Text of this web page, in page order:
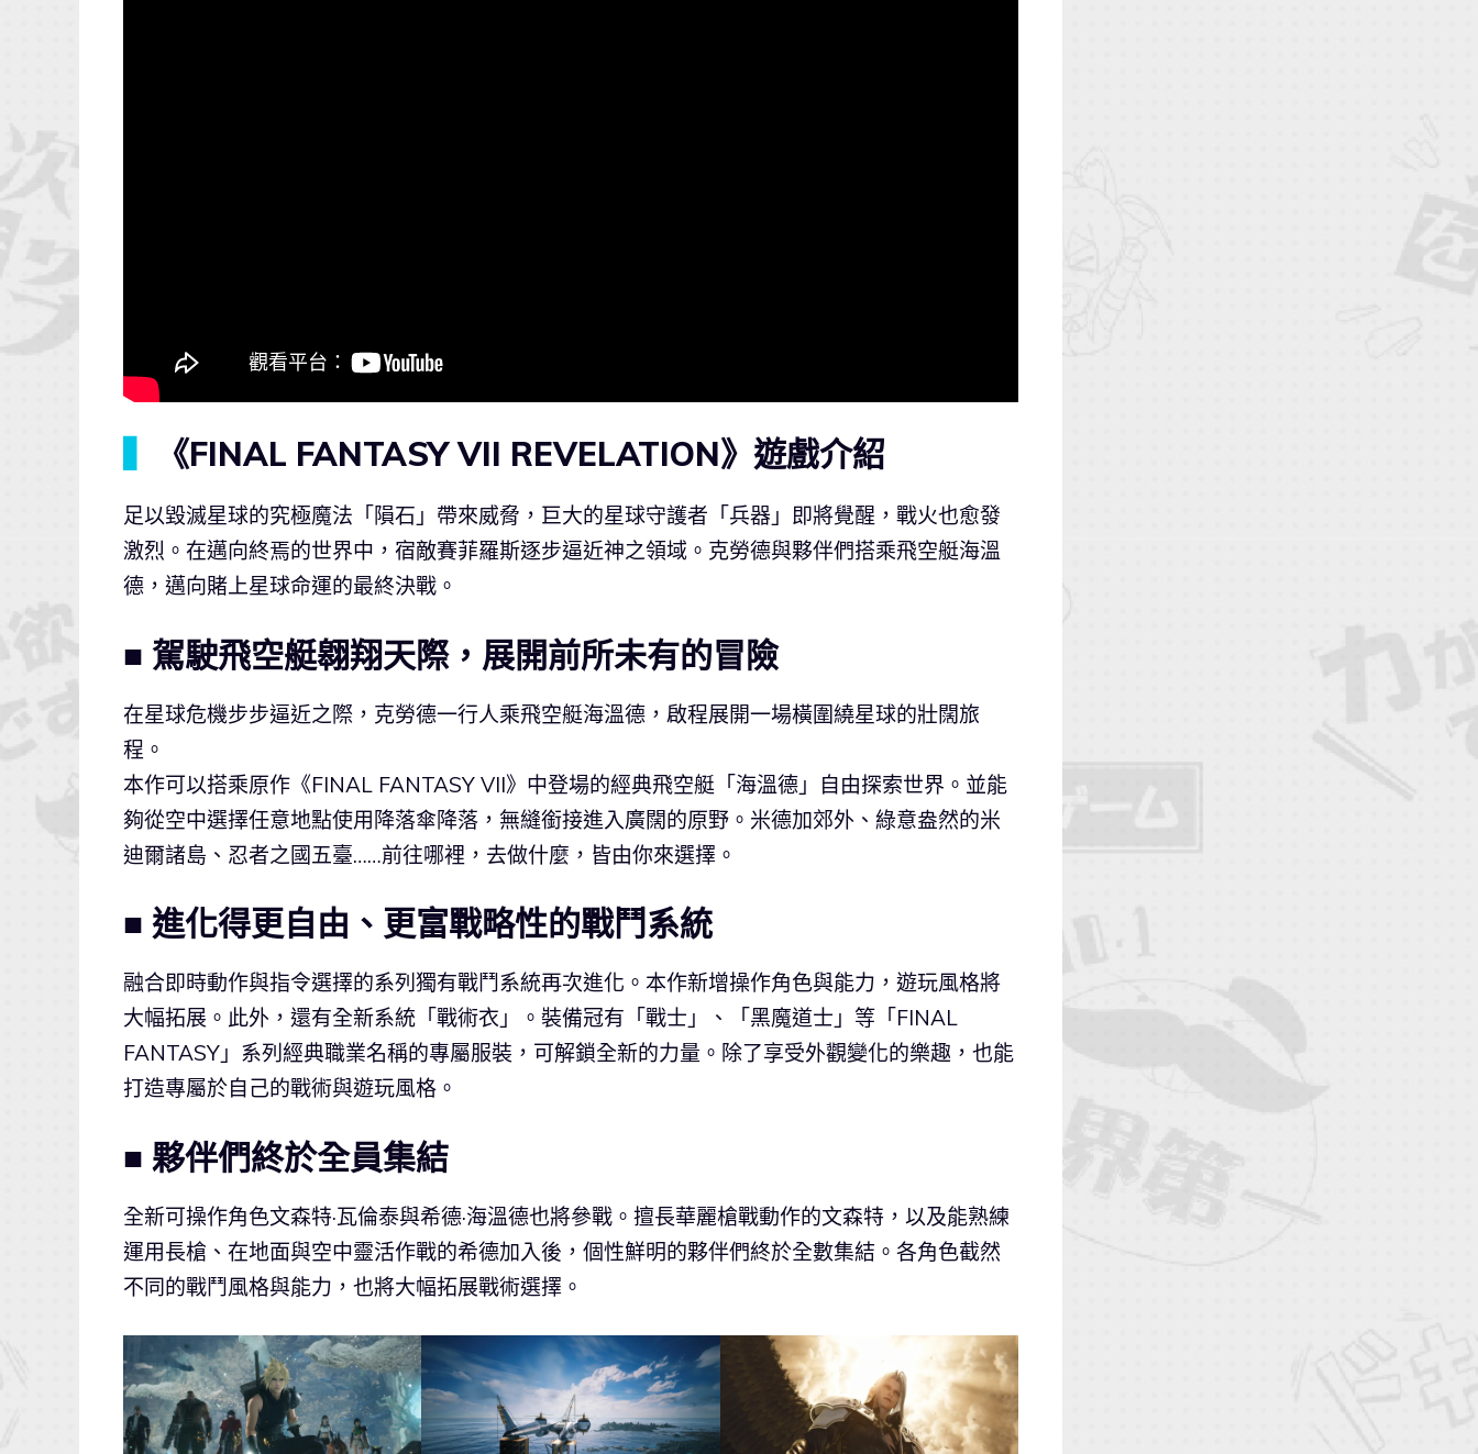
《FINAL FANTASY VII REVELATION》遊戲介紹
足以毀滅星球的究極魔法「隕石」帶來威脅，巨大的星球守護者「兵器」即將覺醒，戰火也愈發
激烈。在邁向終焉的世界中，宿敵賽菲羅斯逐步逼近神之領域。克勞德與夥伴們搭乘飛空艇海溫
德，邁向賭上星球命運的最終決戰。
■ 駕駛飛空艇翱翔天際，展開前所未有的冒險
在星球危機步步逼近之際，克勞德一行人乘飛空艇海溫德，啟程展開一場橫圍繞星球的壯闊旅
程。
本作可以搭乘原作《FINAL FANTASY VII》中登場的經典飛空艇「海溫德」自由探索世界。並能
夠從空中選擇任意地點使用降落傘降落，無縫銜接進入廣闊的原野。米德加郊外、綠意盎然的米
迪爾諸島、忍者之國五臺……前往哪裡，去做什麼，皆由你來選擇。
■ 進化得更自由、更富戰略性的戰鬥系統
融合即時動作與指令選擇的系列獨有戰鬥系統再次進化。本作新增操作角色與能力，遊玩風格將
大幅拓展。此外，還有全新系統「戰術衣」。裝備冠有「戰士」、「黑魔道士」等「FINAL
FANTASY」系列經典職業名稱的專屬服裝，可解鎖全新的力量。除了享受外觀變化的樂趣，也能
打造專屬於自己的戰術與遊玩風格。
■ 夥伴們終於全員集結
全新可操作角色文森特·瓦倫泰與希德·海溫德也將參戰。擅長華麗槍戰動作的文森特，以及能熟練
運用長槍、在地面與空中靈活作戰的希德加入後，個性鮮明的夥伴們終於全數集結。各角色截然
不同的戰鬥風格與能力，也將大幅拓展戰術選擇。